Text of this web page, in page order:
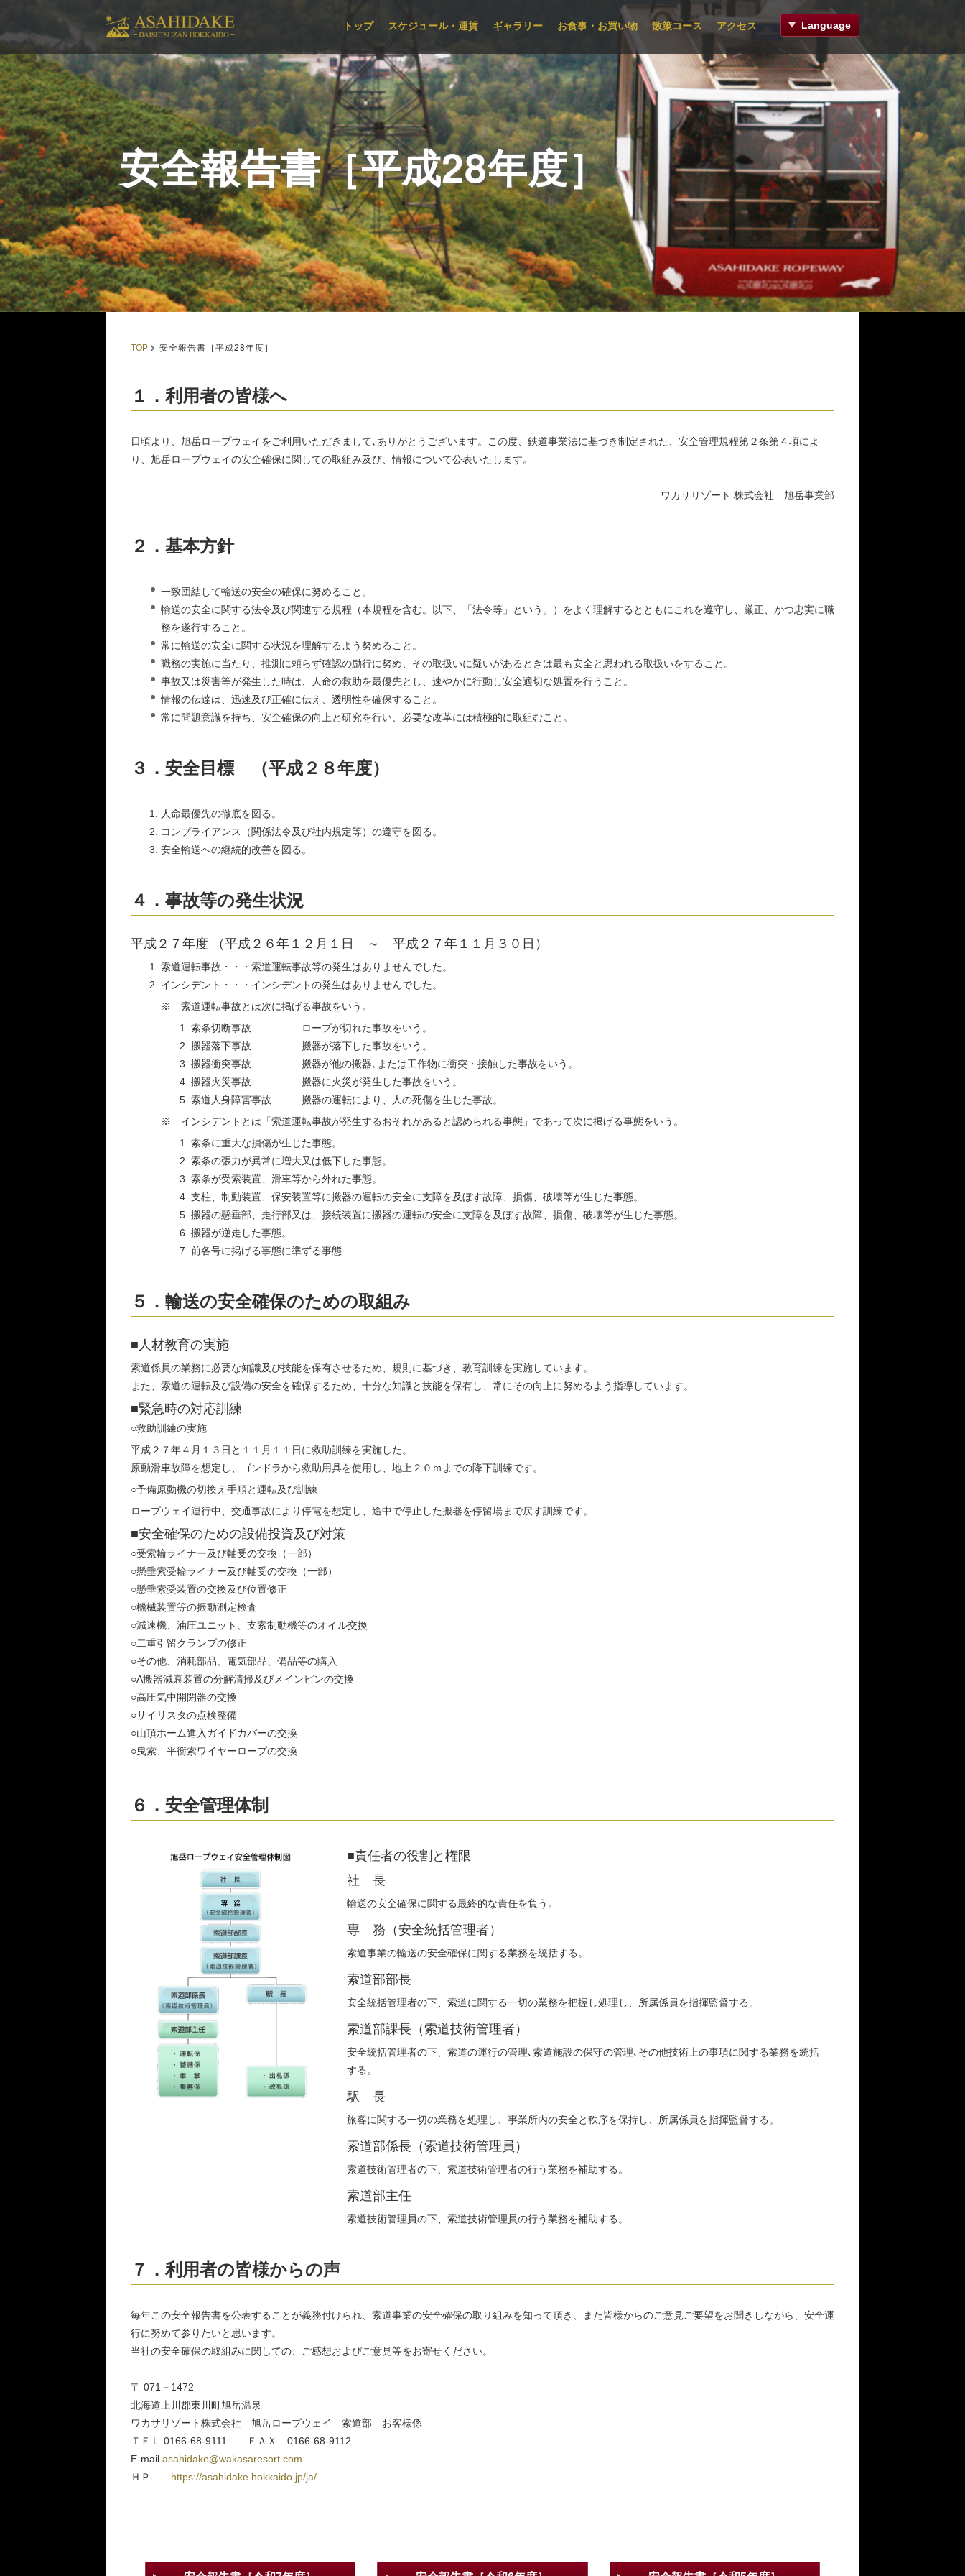
トップ スケジュール・運賃 ギャラリー お食事・お買い物 散策コース アクセス Language
安全報告書［平成28年度］
TOP 安全報告書［平成28年度］
１．利用者の皆様へ
日頃より、旭岳ロープウェイをご利用いただきまして､ありがとうございます。この度、鉄道事業法に基づき制定された、安全管理規程第２条第４項によ
り、旭岳ロープウェイの安全確保に関しての取組み及び、情報について公表いたします。
ワカサリゾート 株式会社 旭岳事業部
２．基本方針
一致団結して輸送の安全の確保に努めること。
輸送の安全に関する法令及び関連する規程（本規程を含む。以下、「法令等」という。）をよく理解するとともにこれを遵守し、厳正、かつ忠実に職
務を遂行すること。
常に輸送の安全に関する状況を理解するよう努めること。
職務の実施に当たり、推測に頼らず確認の励行に努め、その取扱いに疑いがあるときは最も安全と思われる取扱いをすること。
事故又は災害等が発生した時は、人命の救助を最優先とし、速やかに行動し安全適切な処置を行うこと。
情報の伝達は、迅速及び正確に伝え、透明性を確保すること。
常に問題意識を持ち、安全確保の向上と研究を行い、必要な改革には積極的に取組むこと。
３．安全目標 （平成２８年度）
人命最優先の徹底を図る。
コンプライアンス（関係法令及び社内規定等）の遵守を図る。
安全輸送への継続的改善を図る。
４．事故等の発生状況
平成２７年度 （平成２６年１２月１日 ～ 平成２７年１１月３０日）
索道運転事故・・・索道運転事故等の発生はありませんでした。
インシデント・・・インシデントの発生はありませんでした。
※ 索道運転事故とは次に掲げる事故をいう。
索条切断事故 ロープが切れた事故をいう。
搬器落下事故 搬器が落下した事故をいう。
搬器衝突事故 搬器が他の搬器､または工作物に衝突・接触した事故をいう。
搬器火災事故 搬器に火災が発生した事故をいう。
索道人身障害事故 搬器の運転により、人の死傷を生じた事故。
※ インシデントとは「索道運転事故が発生するおそれがあると認められる事態」であって次に掲げる事態をいう。
索条に重大な損傷が生じた事態。
索条の張力が異常に増大又は低下した事態。
索条が受索装置、滑車等から外れた事態。
支柱、制動装置、保安装置等に搬器の運転の安全に支障を及ぼす故障、損傷、破壊等が生じた事態。
搬器の懸垂部、走行部又は、接続装置に搬器の運転の安全に支障を及ぼす故障、損傷、破壊等が生じた事態。
搬器が逆走した事態。
前各号に掲げる事態に準ずる事態
５．輸送の安全確保のための取組み
■人材教育の実施
索道係員の業務に必要な知識及び技能を保有させるため、規則に基づき、教育訓練を実施しています。
また、索道の運転及び設備の安全を確保するため、十分な知識と技能を保有し、常にその向上に努めるよう指導しています。
■緊急時の対応訓練
○救助訓練の実施
平成２７年４月１３日と１１月１１日に救助訓練を実施した。
原動滑車故障を想定し、ゴンドラから救助用具を使用し、地上２０ｍまでの降下訓練です。
○予備原動機の切換え手順と運転及び訓練
ロープウェイ運行中、交通事故により停電を想定し、途中で停止した搬器を停留場まで戻す訓練です。
■安全確保のための設備投資及び対策
○受索輪ライナー及び軸受の交換（一部）
○懸垂索受輪ライナー及び軸受の交換（一部）
○懸垂索受装置の交換及び位置修正
○機械装置等の振動測定検査
○減速機、油圧ユニット、支索制動機等のオイル交換
○二重引留クランプの修正
○その他、消耗部品、電気部品、備品等の購入
○A搬器減衰装置の分解清掃及びメインピンの交換
○高圧気中開閉器の交換
○サイリスタの点検整備
○山頂ホーム進入ガイドカバーの交換
○曳索、平衡索ワイヤーロープの交換
６．安全管理体制
■責任者の役割と権限
社 長
輸送の安全確保に関する最終的な責任を負う。
専 務（安全統括管理者）
索道事業の輸送の安全確保に関する業務を統括する。
索道部部長
安全統括管理者の下、索道に関する一切の業務を把握し処理し、所属係員を指揮監督する。
索道部課長（索道技術管理者）
安全統括管理者の下、索道の運行の管理､索道施設の保守の管理､その他技術上の事項に関する業務を統括
する。
駅 長
旅客に関する一切の業務を処理し、事業所内の安全と秩序を保持し、所属係員を指揮監督する。
索道部係長（索道技術管理員）
索道技術管理者の下、索道技術管理者の行う業務を補助する。
索道部主任
索道技術管理員の下、索道技術管理員の行う業務を補助する。
７．利用者の皆様からの声
毎年この安全報告書を公表することが義務付けられ、索道事業の安全確保の取り組みを知って頂き、また皆様からのご意見ご要望をお聞きしながら、安全運
行に努めて参りたいと思います。
当社の安全確保の取組みに関しての、ご感想およびご意見等をお寄せください。
〒 071－1472
北海道上川郡東川町旭岳温泉
ワカサリゾート株式会社 旭岳ロープウェイ 索道部 お客様係
ＴＥＬ 0166-68-9111 ＦＡＸ 0166-68-9112
E-mail asahidake@wakasaresort.com
ＨＰ https://asahidake.hokkaido.jp/ja/